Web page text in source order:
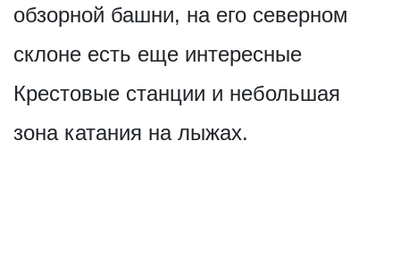
обзорной башни, на его северном
склоне есть еще интересные
Крестовые станции и небольшая
зона катания на лыжах.